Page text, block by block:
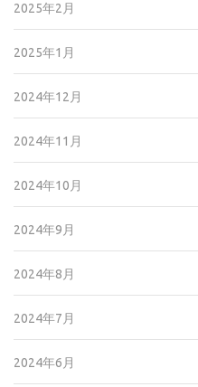
2025年2月
2025年1月
2024年12月
2024年11月
2024年10月
2024年9月
2024年8月
2024年7月
2024年6月